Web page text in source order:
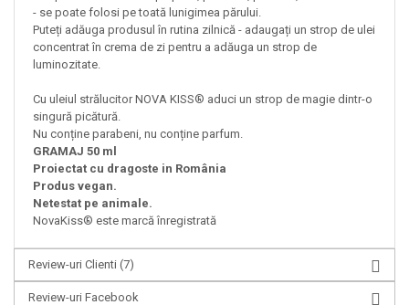
- se poate folosi pe toată lunigimea părului.
Puteți adăuga produsul în rutina zilnică - adaugați un strop de ulei
concentrat în crema de zi pentru a adăuga un strop de
luminozitate.
Cu uleiul strălucitor NOVA KISS® aduci un strop de magie dintr-o
singură picătură.
Nu conține parabeni, nu conține parfum.
GRAMAJ 50 ml
Proiectat cu dragoste in România
Produs vegan.
Netestat pe animale.
NovaKiss® este marcă înregistrată
Review-uri Clienti (7)
Review-uri Facebook